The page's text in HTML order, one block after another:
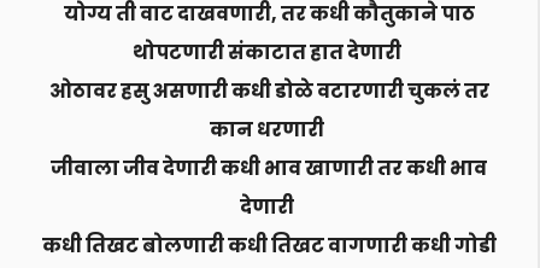
योग्य ती वाट दाखवणारी, तर कधी कौतुकाने पाठ
थोपटणारी संकाटात हात देणारी
ओठावर हसु असणारी कधी डोळे वटारणारी चुकलं तर
कान धरणारी
जीवाला जीव देणारी कधी भाव खाणारी तर कधी भाव
देणारी
कधी तिखट बोलणारी कधी तिखट वागणारी कधी गोडी